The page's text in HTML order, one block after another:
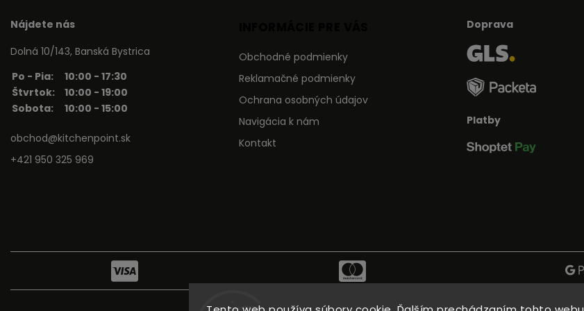
Nájdete nás
Dolná 10/143, Banská Bystrica
Po - Pia:
10:00 - 17:30
Štvrtok:
10:00 - 19:00
Sobota:
10:00 - 15:00
obchod@kitchenpoint.sk
+421 950 325 969
Obchodné podmienky
Reklamačné podmienky
Ochrana osobných údajov
Navigácia k nám
Kontakt
Doprava
Platby